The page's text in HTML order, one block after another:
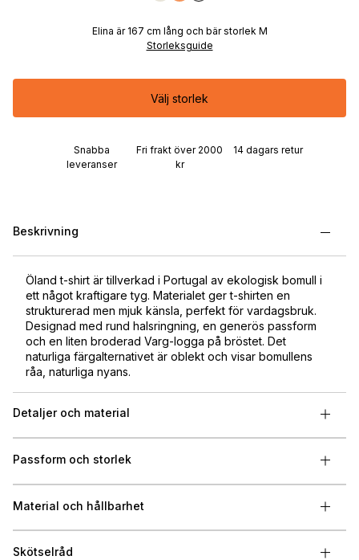
Elina är 167 cm lång och bär storlek M
Storleksguide
Välj storlek
Snabba
leveranser
Fri frakt över 2000
kr
14 dagars retur
Beskrivning
Öland t-shirt är tillverkad i Portugal av ekologisk bomull i
ett något kraftigare tyg. Materialet ger t-shirten en
strukturerad men mjuk känsla, perfekt för vardagsbruk.
Designad med rund halsringning, en generös passform
och en liten broderad Varg-logga på bröstet. Det
naturliga färgalternativet är oblekt och visar bomullens
råa, naturliga nyans.
Detaljer och material
Passform och storlek
Material och hållbarhet
Skötselråd